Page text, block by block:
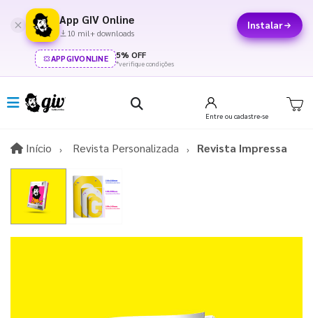
App GIV Online
10 mil+ downloads
Instalar
APPGIVONLINE 5% OFF
*verifique condições
Entre ou cadastre-se
Início InícioRevista Personalizada Revista Impressa